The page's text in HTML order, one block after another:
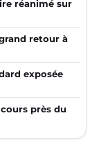
réanimé sur
retour à
exposée
près du